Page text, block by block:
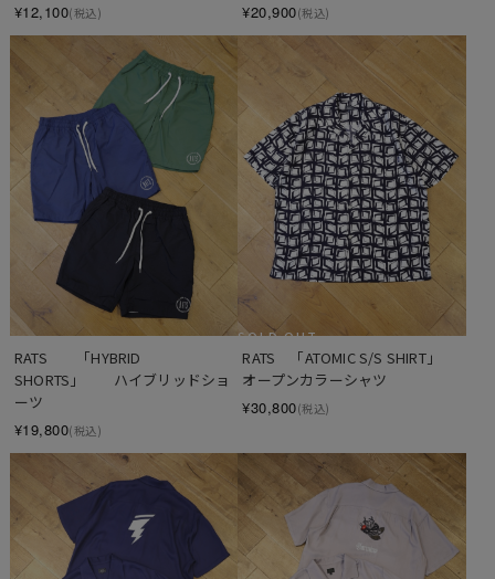
¥12,100(税込)
¥20,900(税込)
RATS　　「HYBRID
SHORTS」　　ハイブリッドショ
ーツ
¥19,800(税込)
SOLD OUT
RATS　「ATOMIC S/S SHIRT」
オープンカラーシャツ
¥30,800(税込)